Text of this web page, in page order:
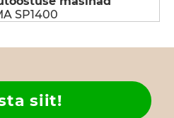
SP1400
siit!